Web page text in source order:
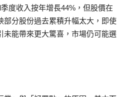
度收入按年增長44%，但股價在
部分股份過去累積升幅太大，即使
未能帶來更大驚喜，市場仍可能選